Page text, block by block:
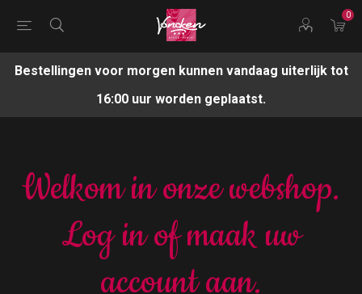
0
Bestellingen voor morgen kunnen vandaag uiterlijk tot
16:00 uur worden geplaatst.
Welkom in onze webshop.
Log in of maak uw
account aan.